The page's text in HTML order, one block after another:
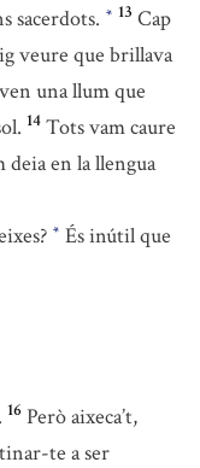
sacerdots. * 13 Cap
veure que brillava
una llum que
14 Tots vam caure
en la llengua
* És inútil que
16 Però aixeca’t,
te a ser